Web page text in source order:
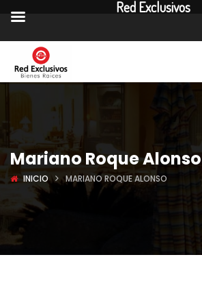
Mariano Roque Alonso
INICIO MARIANO ROQUE ALONSO
Red Exclusivos